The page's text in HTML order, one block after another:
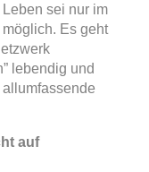
sei nur im
Es geht
lebendig und
auf